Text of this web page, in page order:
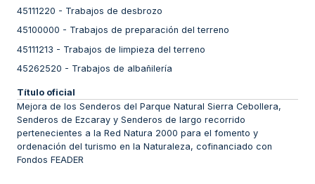
45111220 - Trabajos de desbrozo
45100000 - Trabajos de preparación del terreno
45111213 - Trabajos de limpieza del terreno
45262520 - Trabajos de albañilería
Título oficial
Mejora de los Senderos del Parque Natural Sierra Cebollera,
Senderos de Ezcaray y Senderos de largo recorrido
pertenecientes a la Red Natura 2000 para el fomento y
ordenación del turismo en la Naturaleza, cofinanciado con
Fondos FEADER